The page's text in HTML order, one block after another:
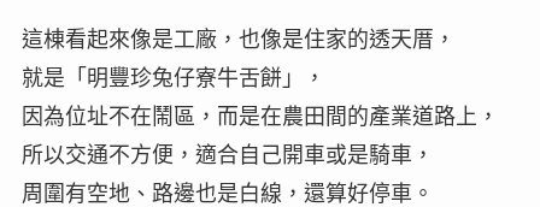
這棟看起來像是工廠，也像是住家的透天厝，
就是「明豐珍兔仔寮牛舌餅」，
因為位址不在鬧區，而是在農田間的產業道路上，
所以交通不方便，適合自己開車或是騎車，
周圍有空地、路邊也是白線，還算好停車。